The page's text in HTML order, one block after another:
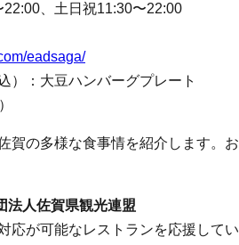
22:00、土日祝11:30〜22:00
eadsaga/
）：大豆ハンバーグプレート
賀の多様な食事情を紹介します。お
法人佐賀県観光連盟
応が可能なレストランを応援してい